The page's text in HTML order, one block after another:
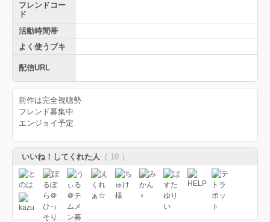
フレンドコー
ド
活動時間帯
よく使うブキ
配信URL
前作は完全視聴勢
フレンド募集中
エンジョイ予定
いいね！してくれた人 （ 10 ）